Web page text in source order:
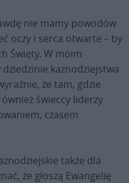
nie mamy powodów
oczy i serca otwarte – by
Święty. W moim
kaznodziejstwa
że tam, gdzie
świeccy liderzy
czasem
także dla
że głoszą Ewangelię